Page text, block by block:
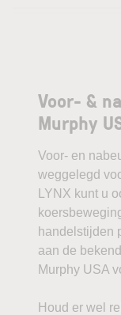
Voor- &
Murphy
Voor- en
weggelegd
LYNX kunt u
handelstijden
aan de
Murphy USA
Houd er wel